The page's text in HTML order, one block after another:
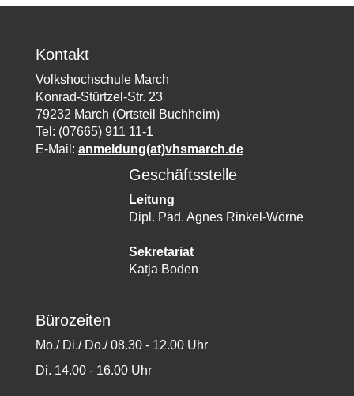
Kontakt
Volkshochschule March
Konrad-Stürtzel-Str. 23
79232 March (Ortsteil Buchheim)
Tel: (07665) 911 11-1
E-Mail: anmeldung(at)vhsmarch.de
Geschäftsstelle
Leitung
Dipl. Päd. Agnes Rinkel-Wörne
Sekretariat
Katja Boden
Bürozeiten
Mo./ Di./ Do./ 08.30 - 12.00 Uhr
Di. 14.00 - 16.00 Uhr